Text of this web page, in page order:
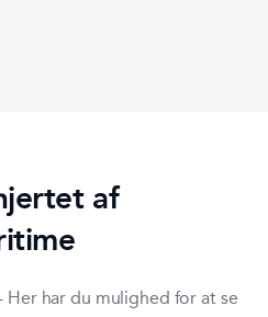
af
Her har du mulighed for at se